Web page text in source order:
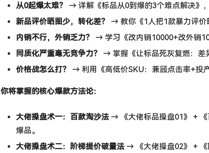
从0起爆太难？​
→ 详解《标品从0到爆的3个难点解决》
新品评价晒图少，转化差？​
→ 教你《1人把1款暴力评价
内销不行，外销乏力？​
→ 学习《改内销10000+改外销
同质化严重毫无竞争力？​
→ 掌握《让标品死灰复燃：差
价格战怎么打？​
→ 利用《高低价SKU：兼顾点击率+投
你将掌握的核心爆款方法论：​
大佬操盘术一：百款淘沙法 → 《大佬标品操盘01》 +
爆品。
大佬操盘术二：阶梯提价破量法 → 《大佬操盘02》 +